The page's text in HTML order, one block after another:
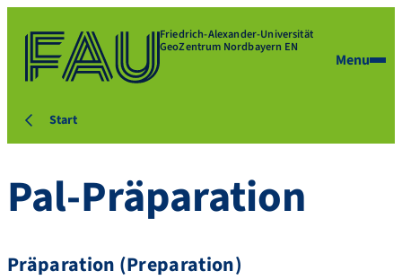
Friedrich-Alexander-Universität
GeoZentrum Nordbayern EN
Menu
Start
Pal-Präparation
Präparation (Preparation)